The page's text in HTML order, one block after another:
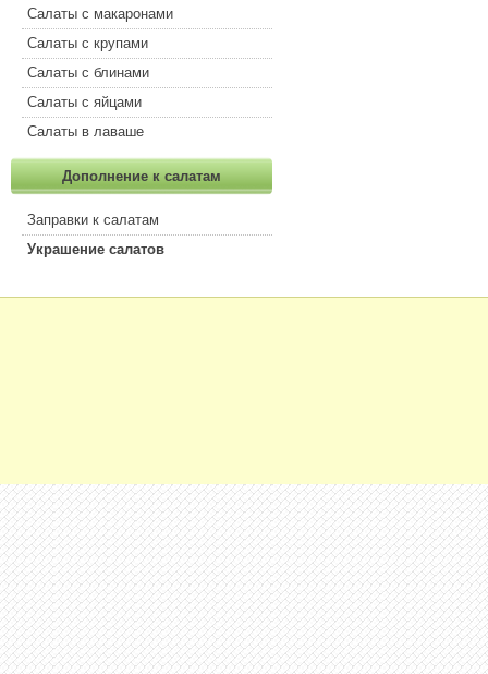
Салаты с макаронами
Салаты с крупами
Салаты с блинами
Салаты с яйцами
Салаты в лаваше
Дополнение к салатам
Заправки к салатам
Украшение салатов